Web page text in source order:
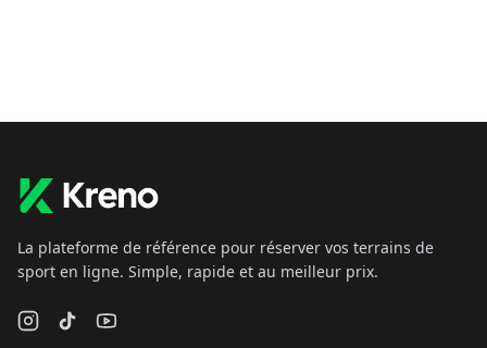
La plateforme de référence pour réserver vos terrains de
sport en ligne. Simple, rapide et au meilleur prix.